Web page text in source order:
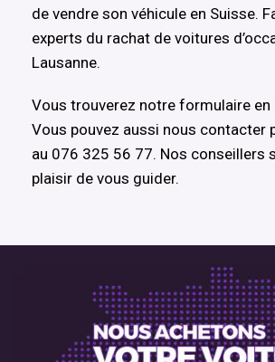
de vendre son véhicule en Suisse.
experts du rachat de voitures
Lausanne.
Vous trouverez notre formulaire en
Vous pouvez aussi nous contacter
au 076 325 56 77. Nos conseillers
plaisir de vous guider.